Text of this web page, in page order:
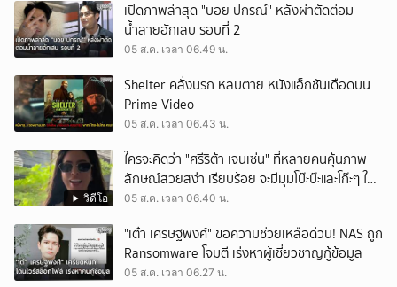
เปิดภาพล่าสุด "บอย ปกรณ์" หลังผ่าตัดต่อม
น้ำลายอักเสบ รอบที่ 2
05 ส.ค. เวลา 06.49 น.
Shelter คลั่งนรก หลบตาย หนังแอ็กชันเดือดบน
Prime Video
05 ส.ค. เวลา 06.43 น.
วิดีโอ
ใครจะคิดว่า "ศรีริต้า เจนเซ่น" ที่หลายคนคุ้นภาพ
ลักษณ์สวยสง่า เรียบร้อย จะมีมุมโบ๊ะบ๊ะและโก๊ะๆ ให้
ได้อมยิ้มเหมือนกัน งานนี้ทำเอาแฟนๆ ทั้งเอ็นดูทั้ง
05 ส.ค. เวลา 06.40 น.
"เต๋า เศรษฐพงศ์" ขอความช่วยเหลือด่วน! NAS ถูก
Ransomware โจมตี เร่งหาผู้เชี่ยวชาญกู้ข้อมูล
05 ส.ค. เวลา 06.27 น.